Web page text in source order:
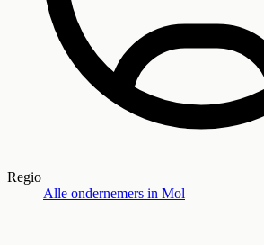
Regio
Alle ondernemers in Mol